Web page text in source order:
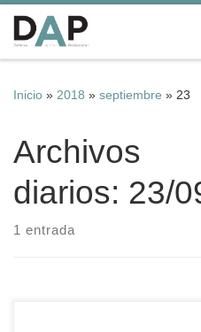
Saltar al contenido
Inicio » 2018 » septiembre » 23
Archivos
diarios: 23/
1 entrada